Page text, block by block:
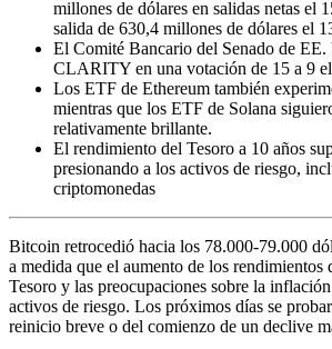
millones de dólares en salidas netas el
salida de 630,4 millones de dólares el
El Comité Bancario del Senado de
CLARITY en una votación de 15 a 9
Los ETF de Ethereum también
mientras que los ETF de Solana
relativamente brillante.
El rendimiento del Tesoro a 10 años
presionando a los activos de riesgo,
criptomonedas
Bitcoin retrocedió hacia los 78.000-79.000
a medida que el aumento de los rendimientos
Tesoro y las preocupaciones sobre la
activos de riesgo. Los próximos días se
reinicio breve o del comienzo de un declive